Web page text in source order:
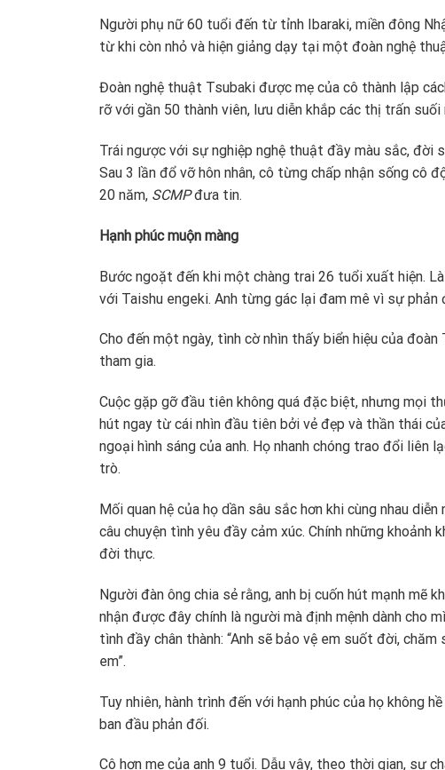
Người phụ nữ 60 tuổi đến từ tỉnh Ibaraki, miền đông
từ khi còn nhỏ và hiện giảng dạy tại một đoàn nghệ
Đoàn nghệ thuật Tsubaki được mẹ của cô thành lập
rỡ với gần 50 thành viên, lưu diễn khắp các thị trấn
Trái ngược với sự nghiệp nghệ thuật đầy màu sắc, đời
Sau 3 lần đổ vỡ hôn nhân, cô từng chấp nhận sống cô
20 năm, SCMPđưa tin.
Hạnh phúc muộn màng
Bước ngoặt đến khi một chàng trai 26 tuổi xuất hiện.
với Taishu engeki. Anh từng gác lại đam mê vì sự phản
Cho đến một ngày, tình cờ nhìn thấy biển hiệu của
tham gia.
Cuộc gặp gỡ đầu tiên không quá đặc biệt, nhưng mọi
hút ngay từ cái nhìn đầu tiên bởi vẻ đẹp và thần thái
ngoại hình sáng của anh. Họ nhanh chóng trao đổi
trò.
Mối quan hệ của họ dần sâu sắc hơn khi cùng nhau
câu chuyện tình yêu đầy cảm xúc. Chính những khoảnh
đời thực.
Người đàn ông chia sẻ rằng, anh bị cuốn hút mạnh mẽ
nhận được đây chính là người mà định mệnh dành cho
tình đầy chân thành: “Anh sẽ bảo vệ em suốt đời,
em”.
Tuy nhiên, hành trình đến với hạnh phúc của họ không
ban đầu phản đối.
Cô hơn mẹ của anh 9 tuổi. Dẫu vậy, theo thời gian, sự